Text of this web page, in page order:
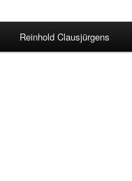
Reinhold Clausjürgens